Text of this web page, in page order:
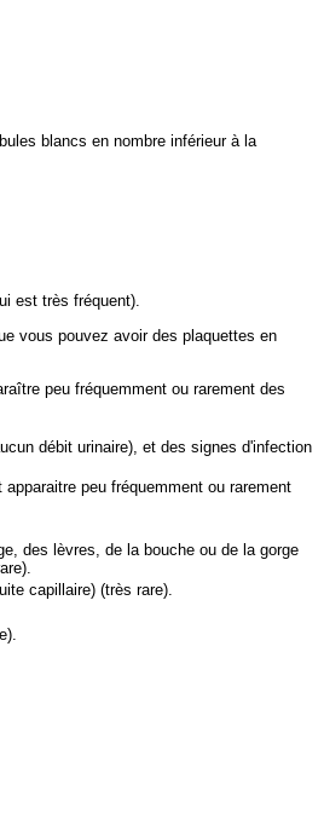
blancs en nombre inférieur à la
est très fréquent).
vous pouvez avoir des plaquettes en
peu fréquemment ou rarement des
débit urinaire), et des signes d'infection
peu fréquemment ou rarement
des lèvres, de la bouche ou de la gorge
capillaire) (très rare).